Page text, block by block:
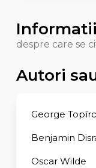
despre care se
Autori
George
Benjamin
Oscar Wilde